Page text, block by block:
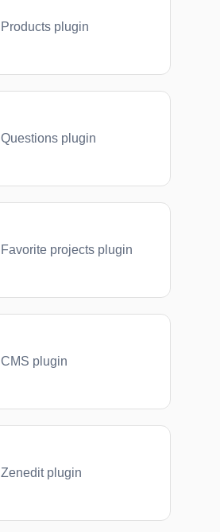
Products plugin
Questions plugin
Favorite projects plugin
CMS plugin
Zenedit plugin